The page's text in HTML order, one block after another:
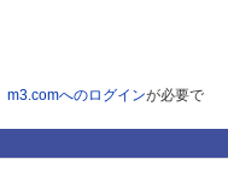
m3.comへのログインが必要で